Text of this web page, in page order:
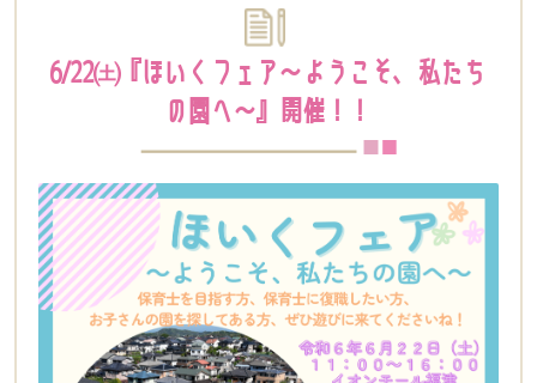
6/22㈯『ほいくフェア～ようこそ、私たち
の園へ～』開催！！